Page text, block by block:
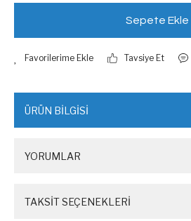
Sepete Ekle
Tavsiye Et
ÜRÜN BİLGİSİ
YORUMLAR
TAKSİT SEÇENEKLERİ